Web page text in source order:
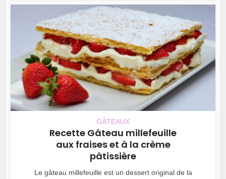
GÂTEAUX
Recette Gâteau millefeuille
aux fraises et à la crème
pâtissière
Le gâteau millefeuille est un dessert original de la